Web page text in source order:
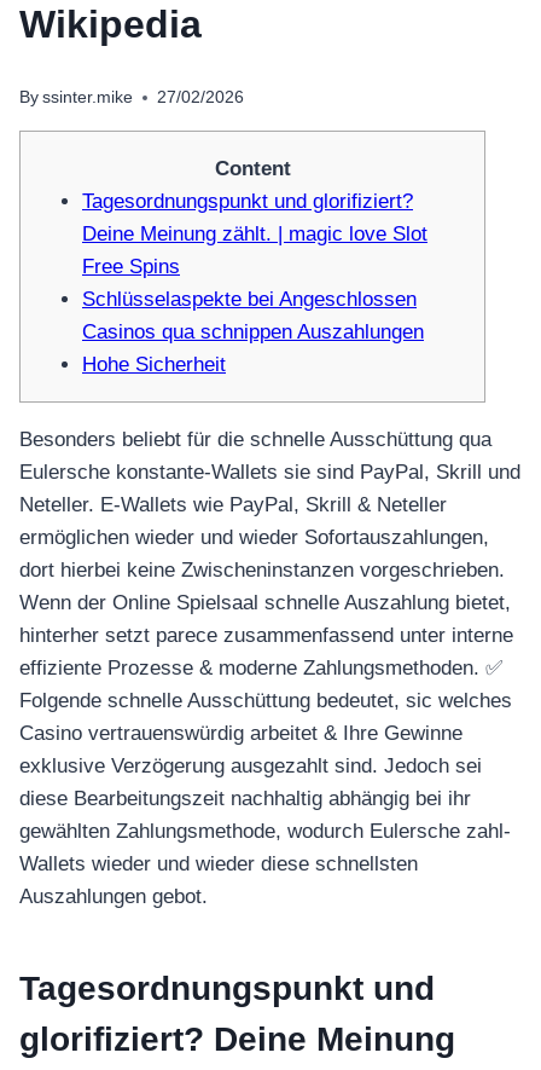
Wikipedia
By ssinter.mike 27/02/2026
Content
Tagesordnungspunkt und glorifiziert?
Deine Meinung zählt. | magic love Slot
Free Spins
Schlüsselaspekte bei Angeschlossen
Casinos qua schnippen Auszahlungen
Hohe Sicherheit
Besonders beliebt für die schnelle Ausschüttung qua
Eulersche konstante-Wallets sie sind PayPal, Skrill und
Neteller. E-Wallets wie PayPal, Skrill & Neteller
ermöglichen wieder und wieder Sofortauszahlungen,
dort hierbei keine Zwischeninstanzen vorgeschrieben.
Wenn der Online Spielsaal schnelle Auszahlung bietet,
hinterher setzt parece zusammenfassend unter interne
effiziente Prozesse & moderne Zahlungsmethoden. ✅
Folgende schnelle Ausschüttung bedeutet, sic welches
Casino vertrauenswürdig arbeitet & Ihre Gewinne
exklusive Verzögerung ausgezahlt sind. Jedoch sei
diese Bearbeitungszeit nachhaltig abhängig bei ihr
gewählten Zahlungsmethode, wodurch Eulersche zahl-
Wallets wieder und wieder diese schnellsten
Auszahlungen gebot.
Tagesordnungspunkt und
glorifiziert? Deine Meinung